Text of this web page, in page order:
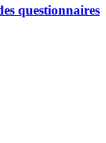
questionnaires